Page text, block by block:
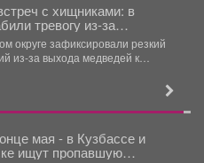
с хищниками: в
тревогу из-за
округе зафиксировали резкий
из-за выхода медведей к
мая - в Кузбассе и
ищут пропавшую